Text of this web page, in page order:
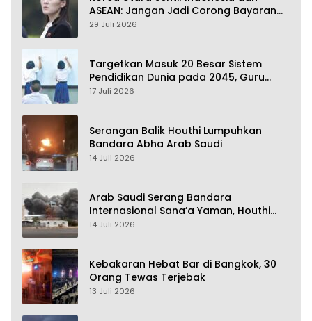
ASEAN: Jangan Jadi Corong Bayaran
Amerika Serikat
29 Juli 2026
Targetkan Masuk 20 Besar Sistem
Pendidikan Dunia pada 2045, Guru
Dapat Tunjangan hingga 100 Persen
17 Juli 2026
Serangan Balik Houthi Lumpuhkan
Bandara Abha Arab Saudi
14 Juli 2026
Arab Saudi Serang Bandara
Internasional Sana’a Yaman, Houthi
Siap Serang Balik
14 Juli 2026
Kebakaran Hebat Bar di Bangkok, 30
Orang Tewas Terjebak
13 Juli 2026